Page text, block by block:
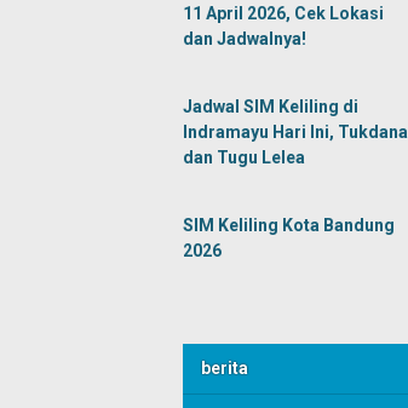
11 April 2026, Cek Lokasi
dan Jadwalnya!
Jadwal SIM Keliling di
Indramayu Hari Ini, Tukdana
dan Tugu Lelea
SIM Keliling Kota Bandung
2026
berita